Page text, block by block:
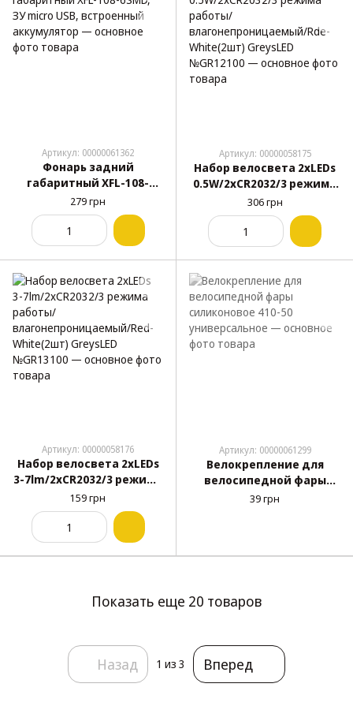
Артикул: 00000061362
Фонарь задний
габаритный XFL-108-
6SMD, ЗУ micro USB,
встроенный
аккумулятор
279 грн
Артикул: 00000058175
Набор велосвета 2xLEDs
0.5W/2xCR2032/3 режима
работы/
влагонепроницаемый/Rd
e-White(2шт) GreysLED
№GR12100
306 грн
Артикул: 00000058176
Набор велосвета 2xLEDs
3-7lm/2xCR2032/3 режима
работы/
влагонепроницаемый/Re
d-White(2шт) GreysLED
№GR13100
159 грн
Артикул: 00000061299
Велокрепление для
велосипедной фары
силиконовое 410-50
39 грн
Показать еще 20 товаров
Назад 1 из 3 Вперед